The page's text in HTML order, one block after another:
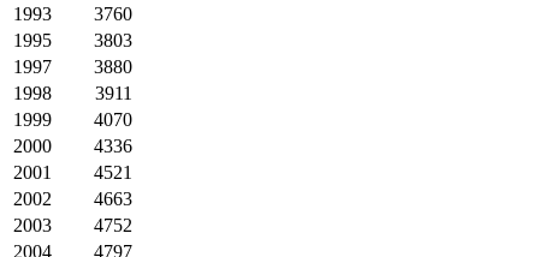
1993
3760
1995
3803
1997
3880
1998
3911
1999
4070
2000
4336
2001
4521
2002
4663
2003
4752
2004
4797